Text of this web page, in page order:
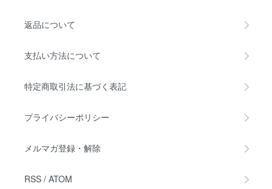
返品について
支払い方法について
特定商取引法に基づく表記
プライバシーポリシー
メルマガ登録・解除
RSS / ATOM